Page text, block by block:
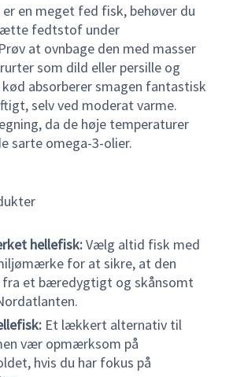
en meget fed fisk, behøver du
fedtstof under
at ovnbage den med masser
som dild eller persille og
absorberer smagen fantastisk
selv ved moderat varme.
da de høje temperaturer
sarte omega-3-olier.
hellefisk:Vælg altid fisk med
for at sikre, at den
fra et bæredygtigt og skånsomt
Et lækkert alternativ til
vær opmærksom på
hvis du har fokus på